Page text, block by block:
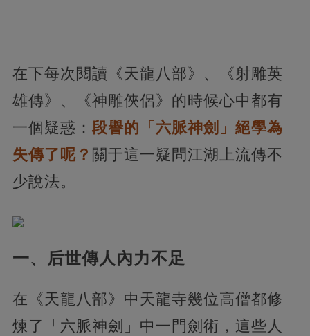
在下每次閱讀《天龍八部》、《射雕英
雄傳》、《神雕俠侶》的時候心中都有
一個疑惑： 段譽的「六脈神劍」絕學為
失傳了呢？ 關于這一疑問江湖上流傳不
少說法。
一、后世傳人內力不足
在《天龍八部》中天龍寺幾位高僧都修
煉了「六脈神劍」中一門劍術，這些人